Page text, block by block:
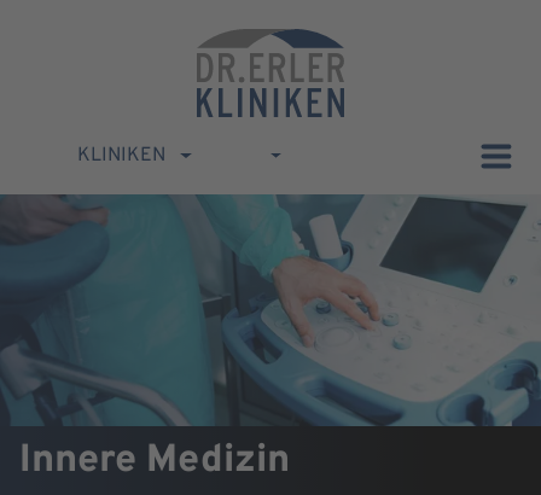
KLINIKEN
Innere Medizin